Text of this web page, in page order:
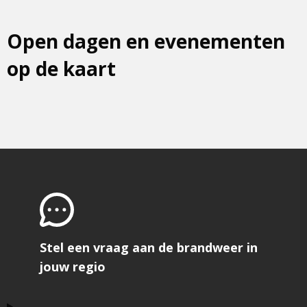
Open dagen en evenementen
op de kaart
Stel een vraag aan de brandweer in
jouw regio